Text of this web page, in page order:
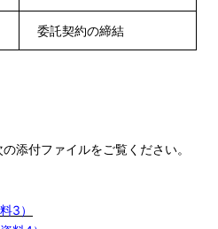
委託契約の締結
添付ファイルをご覧ください。
3）